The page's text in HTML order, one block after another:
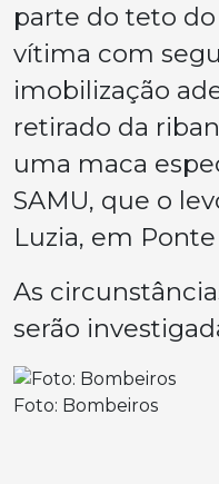
parte do teto
vítima com
imobilização
retirado da
uma maca
SAMU, que o
Luzia, em Ponte
As
serão
Foto: Bombeiros